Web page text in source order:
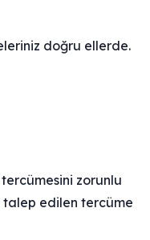
doğru ellerde.
zorunlu
talep edilen tercüme